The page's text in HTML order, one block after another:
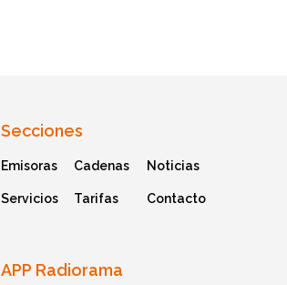
Secciones
Emisoras Cadenas Noticias
Servicios Tarifas Contacto
APP Radiorama